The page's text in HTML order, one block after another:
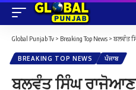
Global Punjab Tv > Breaking Top News > ਬਲਵੰਤ
BREAKING TOP NEWS ਪੰਜਾਬ
ਬਲਵੰਤ ਸਿੰਘ